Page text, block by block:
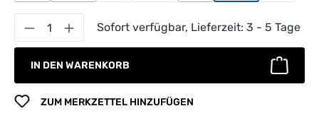
Produkt Anzahl: Gib den gewünschten
Sofort verfügbar, Lieferzeit: 3 - 5 Tage
IN DEN WARENKORB
ZUM MERKZETTEL HINZUFÜGEN